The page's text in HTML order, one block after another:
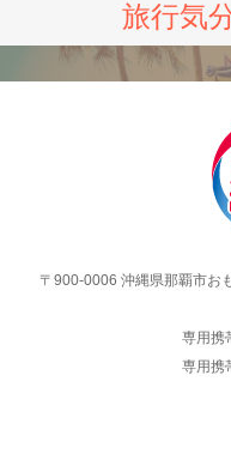
旅行気
〒900-0006 沖縄県那覇市
専用
専用